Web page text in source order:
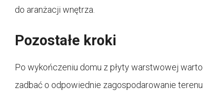
do aranżacji wnętrza.
Pozostałe kroki
Po wykończeniu domu z płyty warstwowej warto
zadbać o odpowiednie zagospodarowanie terenu